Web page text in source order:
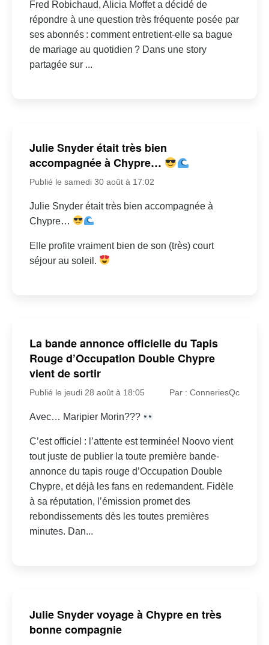
Fred Robichaud, Alicia Moffet a décidé de
répondre à une question très fréquente posée par
ses abonnés : comment entretient-elle sa bague
de mariage au quotidien ? Dans une story
partagée sur ...
Julie Snyder était très bien
accompagnée à Chypre…
Publié le samedi 30 août à 17:02
Julie Snyder était très bien accompagnée à
Chypre…
Elle profite vraiment bien de son (très) court
séjour au soleil.
La bande annonce officielle du Tapis
Rouge d’Occupation Double Chypre
vient de sortir
Publié le jeudi 28 août à 18:05 Par : ConneriesQc
Avec… Maripier Morin???
C’est officiel : l’attente est terminée! Noovo vient
tout juste de publier la toute première bande-
annonce du tapis rouge d’Occupation Double
Chypre, et déjà les fans en redemandent. Fidèle
à sa réputation, l’émission promet des
rebondissements dès les toutes premières
minutes. Dan...
Julie Snyder voyage à Chypre en très
bonne compagnie